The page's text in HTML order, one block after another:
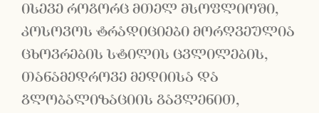
ისევე როგორც მთელ მსოფლიოში,
კოსოვოს ტრადიციები მორღვეულია
ცხოვრების სტილის ცვლილების,
თანამედროვე მედიისა და
გლობალიზაციის გავლენით,